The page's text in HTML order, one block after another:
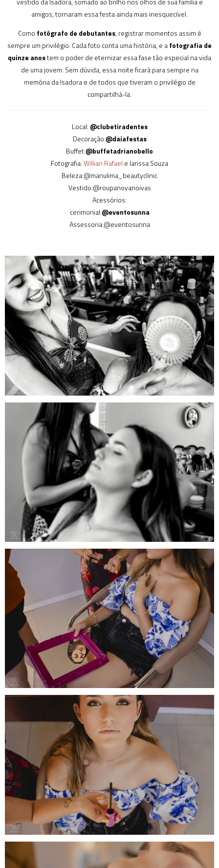
amigos, tornaram essa festa ainda mais inesquecível.
Como fotógrafo de debutantes, registrar momentos assim é
sempre um privilégio. Cada foto conta uma história, e afotografia de
quinze anostem o poder de eternizar essa fase tão especial na vida
de uma jovem. Sem dúvida, essa noite ficará para sempre na
memória da Isadora e de todos que tiveram o privilégio de
compartilhá-la.
Local: @clubetiradentes
Decoração:@daiafestas
Buffet:@buffetadrianobello
Fotografia:Willian Rafael e larissa Souza
Beleza:@manulima_beautyclinic
Vestido:@roupanovanoivas
Acessórios:
cerimonial:@eventosunna
Assessoria:@eventosunna